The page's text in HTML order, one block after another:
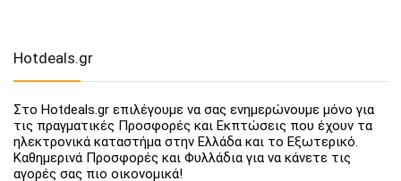
Hotdeals.gr
Στο Hotdeals.gr επιλέγουμε να σας ενημερώνουμε μόνο για
τις πραγματικές Προσφορές και Εκπτώσεις που έχουν τα
ηλεκτρονικά καταστήμα στην Ελλάδα και το Εξωτερικό.
Καθημερινά Προσφορές και Φυλλάδια για να κάνετε τις
αγορές σας πιο οικονομικά!